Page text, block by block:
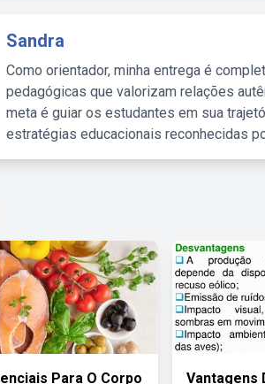
Sandra
Como orientador, minha entrega é
pedagógicas que valorizam relações
meta é guiar os estudantes em sua
estratégias educacionais reconhecidas
Para O Corpo Vantagens